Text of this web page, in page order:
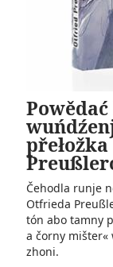
Čehodla runje
Otfrieda
tón abo tamny
a čorny mišter«
zhoni.